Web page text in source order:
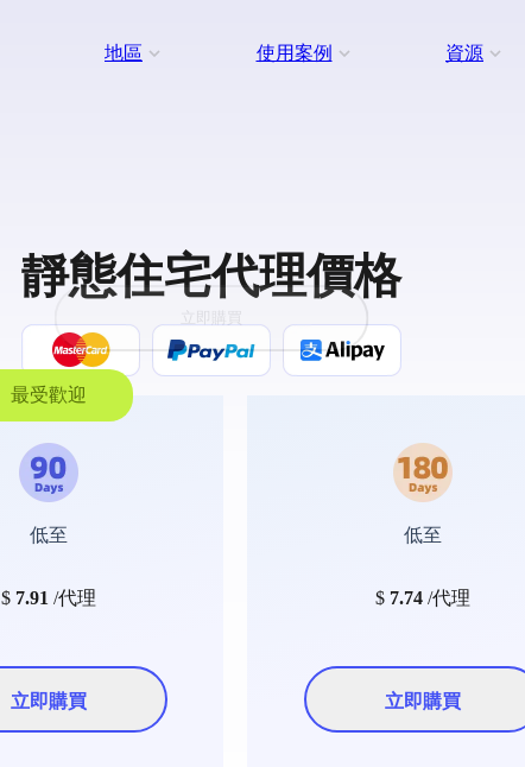
地區 使用案例 資源
靜態住宅代理價格
最受歡迎
低至
$ 7.91 /代理
立即購買
低至
$ 7.74/代理
立即購買